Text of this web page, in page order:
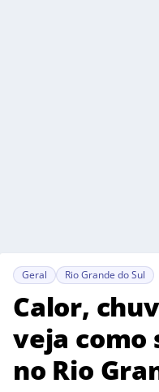
Geral Rio Grande do Sul
Calor,
veja como
no Rio